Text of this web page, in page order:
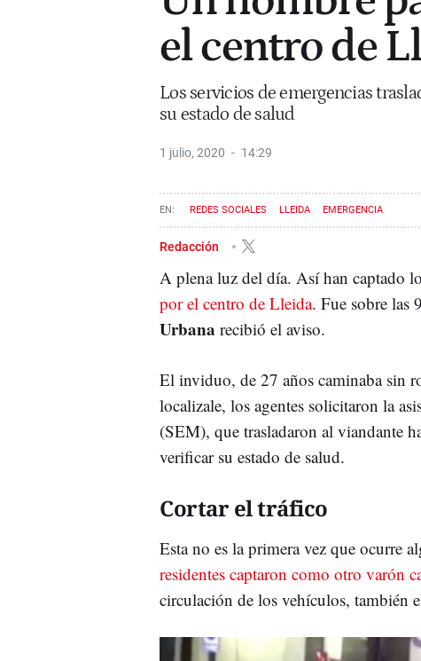
el centro de
Los servicios de emergencias
su estado de salud
1 julio, 2020 14:29
REDES SOCIALES LLEIDA EMERGENCIA
Redacción
A plena luz del día. Así han captado
por el centro de Lleida. Fue sobre las
Urbana recibió el aviso.
El inviduo, de 27 años caminaba sin
localizale, los agentes solicitaron la
(SEM), que trasladaron al viandante
verificar su estado de salud.
Cortar el tráfico
Esta no es la primera vez que ocurre
residentes captaron como otro varón
circulación de los vehículos, también